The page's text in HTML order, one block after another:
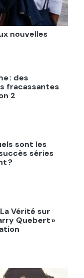
nouvelles
: des
fracassantes
2
sont les
séries
?
Vérité sur
Quebert »